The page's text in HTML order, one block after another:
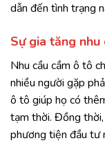
dẫn đến tình trạng
Sự gia tăng
Nhu cầu cầm ô tô
nhiều người gặp
ô tô giúp họ có
tạm thời. Đồng
phương tiện đầu tư